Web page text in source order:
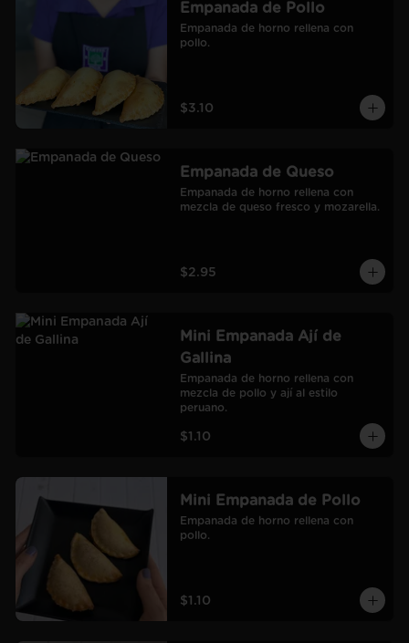
Empanada de Pollo
Empanada de horno rellena con
pollo.
$3.10
Empanada de Queso
Empanada de horno rellena con
mezcla de queso fresco y mozarella.
$2.95
Mini Empanada Ají de
Gallina
Empanada de horno rellena con
mezcla de pollo y ají al estilo
peruano.
$1.10
Mini Empanada de Pollo
Empanada de horno rellena con
pollo.
$1.10